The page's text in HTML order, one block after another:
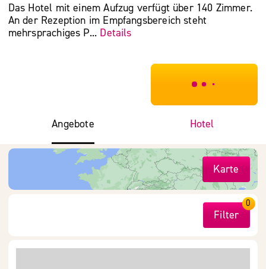
Das Hotel mit einem Aufzug verfügt über 140 Zimmer.
An der Rezeption im Empfangsbereich steht
mehrsprachiges P... Details
***************
Angebote Hotel
Karte
Filter
0